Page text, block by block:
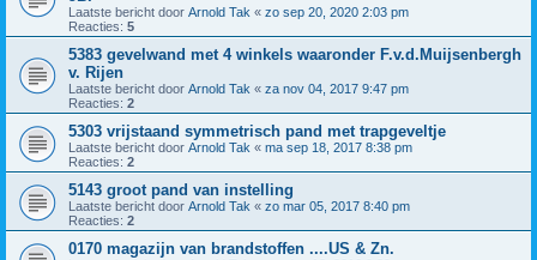
Laatste bericht door Arnold Tak « zo sep 20, 2020 2:03 pm
Reacties: 5
5383 gevelwand met 4 winkels waaronder F.v.d.Muijsenbergh
v. Rijen
Laatste bericht door Arnold Tak « za nov 04, 2017 9:47 pm
Reacties: 2
5303 vrijstaand symmetrisch pand met trapgeveltje
Laatste bericht door Arnold Tak « ma sep 18, 2017 8:38 pm
Reacties: 2
5143 groot pand van instelling
Laatste bericht door Arnold Tak « zo mar 05, 2017 8:40 pm
Reacties: 2
0170 magazijn van brandstoffen ....US & Zn.